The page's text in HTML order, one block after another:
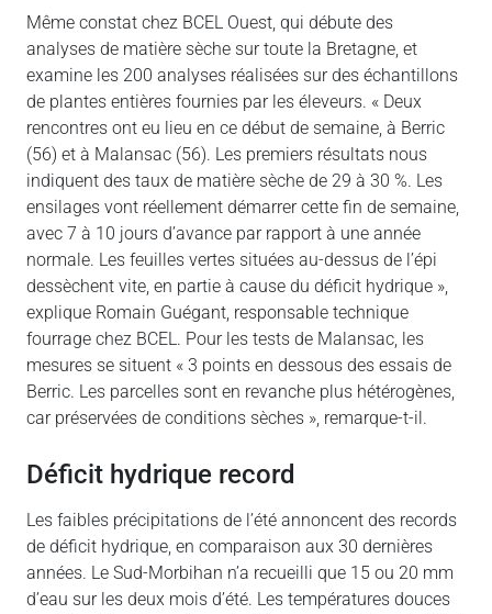
Même constat chez BCEL Ouest, qui débute des
analyses de matière sèche sur toute la Bretagne, et
examine les 200 analyses réalisées sur des échantillons
de plantes entières fournies par les éleveurs. « Deux
rencontres ont eu lieu en ce début de semaine, à Berric
(56) et à Malansac (56). Les premiers résultats nous
indiquent des taux de matière sèche de 29 à 30 %. Les
ensilages vont réellement démarrer cette fin de semaine,
avec 7 à 10 jours d’avance par rapport à une année
normale. Les feuilles vertes situées au-dessus de l’épi
dessèchent vite, en partie à cause du déficit hydrique »,
explique Romain Guégant, responsable technique
fourrage chez BCEL. Pour les tests de Malansac, les
mesures se situent « 3 points en dessous des essais de
Berric. Les parcelles sont en revanche plus hétérogènes,
car préservées de conditions sèches », remarque-t-il.
Déficit hydrique record
Les faibles précipitations de l’été annoncent des records
de déficit hydrique, en comparaison aux 30 dernières
années. Le Sud-Morbihan n’a recueilli que 15 ou 20 mm
d’eau sur les deux mois d’été. Les températures douces